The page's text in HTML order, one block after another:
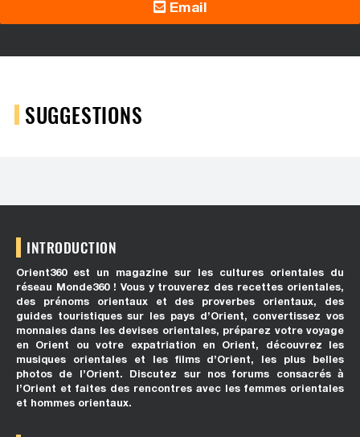
Email
SUGGESTIONS
INTRODUCTION
Orient360 est un magazine sur les cultures orientales du
réseau Monde360 ! Vous y trouverez des recettes orientales,
des prénoms orientaux et des proverbes orientaux, des
guides touristiques sur les pays d’Orient, convertissez vos
monnaies dans les devises orientales, préparez votre voyage
en Orient ou votre expatriation en Orient, découvrez les
musiques orientales et les films d’Orient, les plus belles
photos de l’Orient. Discutez sur nos forums consacrés à
l’Orient et faites des rencontres avec les femmes orientales
et hommes orientaux.